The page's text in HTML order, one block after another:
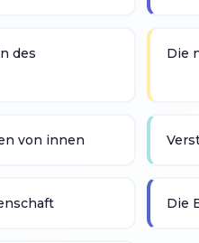
des
Die
von innen
Die